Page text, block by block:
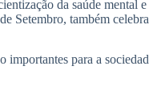
da saúde mental
Setembro, também
importantes para a